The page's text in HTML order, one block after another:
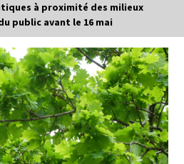
à proximité des milieux
public avant le 16 mai